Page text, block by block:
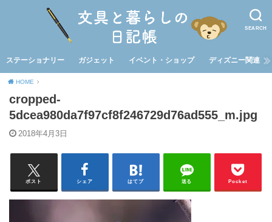
SEARCH
ステーショナリー ガジェット イベント・ショップ ディズニー関連
HOME
cropped-
5dcea980da7f97cf8f246729d76ad555_m.jpg
2018年4月3日
ポスト シェア はてブ 送る Pocket